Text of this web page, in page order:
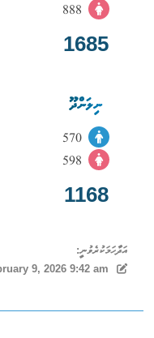
888
1685
ނިލަންދޫ
570
598
1168
އަދާހަމަކުރެވުނީ:
9, 2026 9:42 am